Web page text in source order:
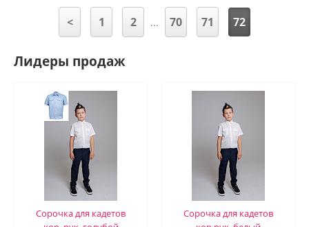
< 1 2 ... 70 71 72
Лидеры продаж
Сорочка для кадетов
Сорочка для кадетов